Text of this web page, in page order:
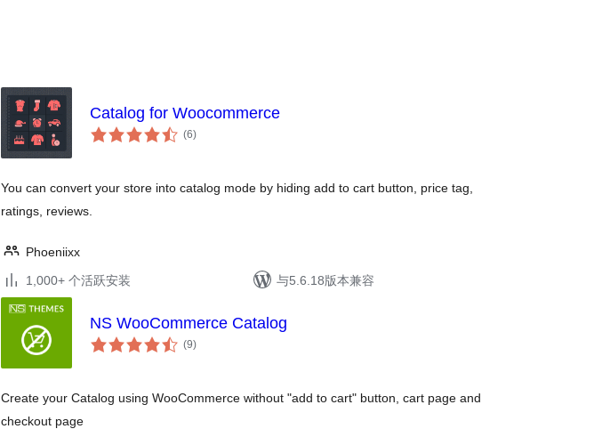
Catalog for Woocommerce
(6总
评)
You can convert your store into catalog mode by hiding add to cart button, price tag,
ratings, reviews.
Phoeniixx
1,000+ 个活跃安装
与5.6.18版本兼容
NS WooCommerce Catalog
(9总
评)
Create your Catalog using WooCommerce without "add to cart" button, cart page and
checkout page